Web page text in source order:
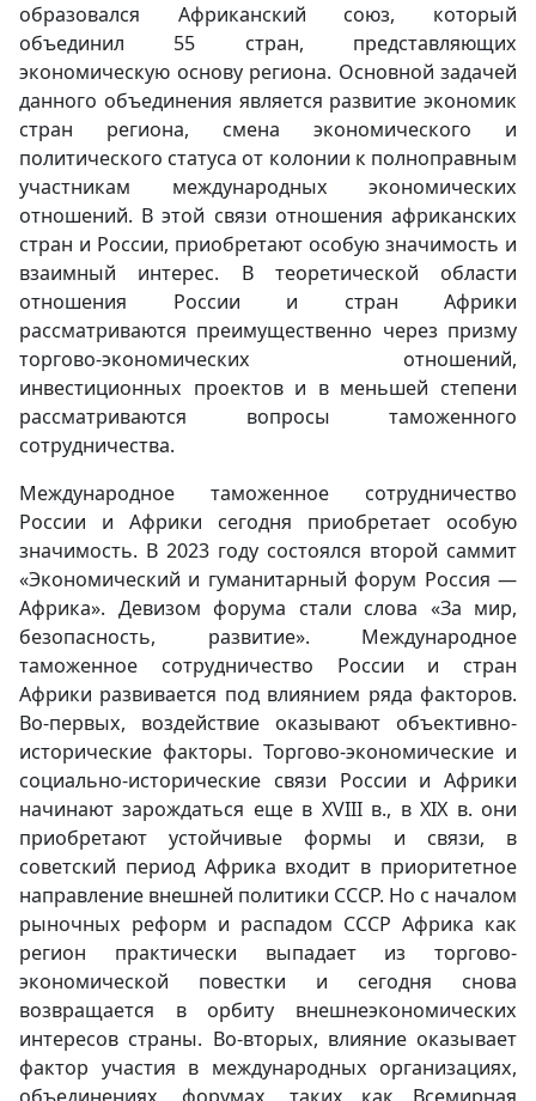
образовался Африканский союз, который
объединил 55 стран, представляющих
экономическую основу региона. Основной задачей
данного объединения является развитие экономик
стран региона, смена экономического и
политического статуса от колонии к полноправным
участникам международных экономических
отношений. В этой связи отношения африканских
стран и России, приобретают особую значимость и
взаимный интерес. В теоретической области
отношения России и стран Африки
рассматриваются преимущественно через призму
торгово-экономических отношений,
инвестиционных проектов и в меньшей степени
рассматриваются вопросы таможенного
сотрудничества.
Международное таможенное сотрудничество
России и Африки сегодня приобретает особую
значимость. В 2023 году состоялся второй саммит
«Экономический и гуманитарный форум Россия —
Африка». Девизом форума стали слова «За мир,
безопасность, развитие». Международное
таможенное сотрудничество России и стран
Африки развивается под влиянием ряда факторов.
Во-первых, воздействие оказывают объективно-
исторические факторы. Торгово-экономические и
социально-исторические связи России и Африки
начинают зарождаться еще в XVIII в., в XIX в. они
приобретают устойчивые формы и связи, в
советский период Африка входит в приоритетное
направление внешней политики СССР. Но с началом
рыночных реформ и распадом СССР Африка как
регион практически выпадает из торгово-
экономической повестки и сегодня снова
возвращается в орбиту внешнеэкономических
интересов страны. Во-вторых, влияние оказывает
фактор участия в международных организациях,